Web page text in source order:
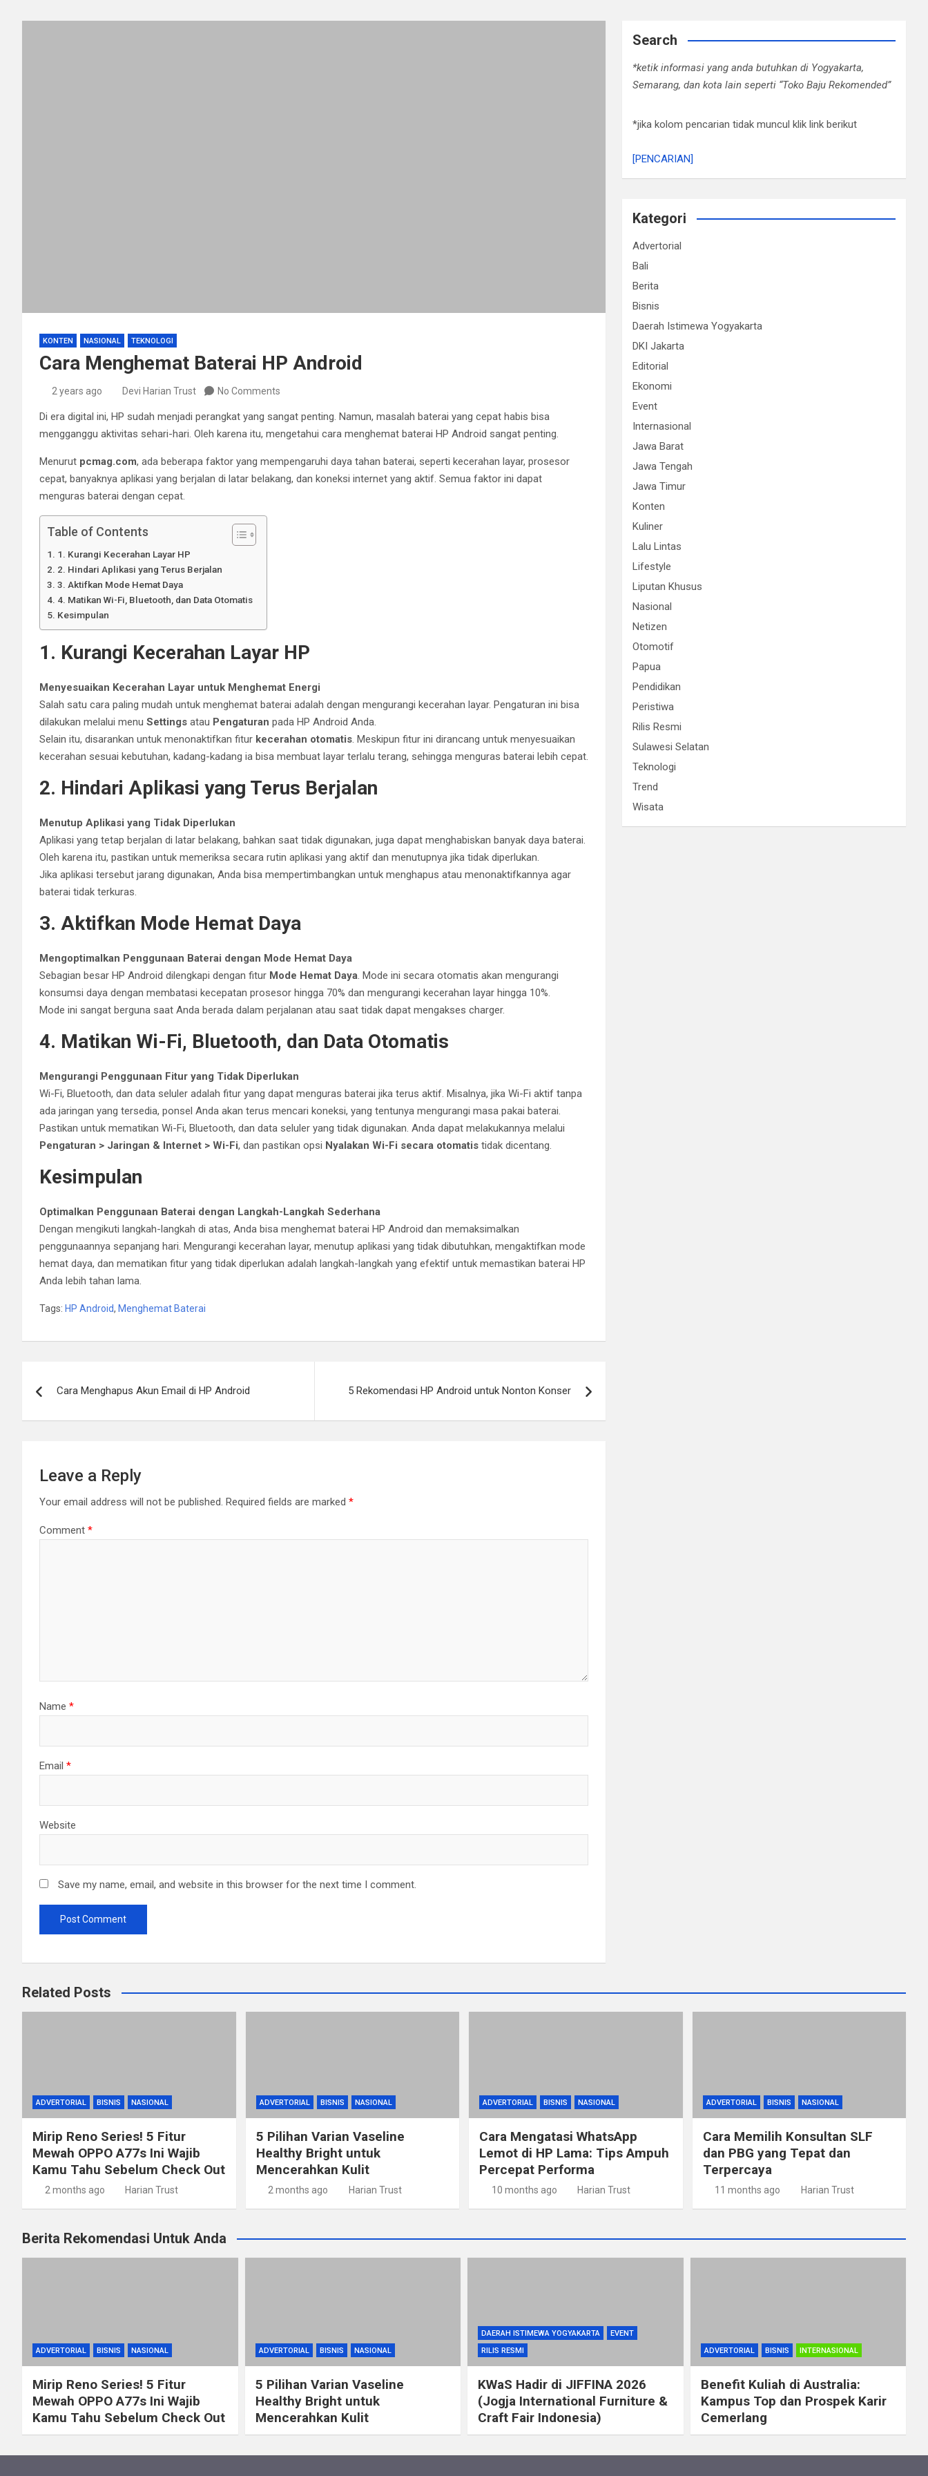
KONTEN NASIONAL TEKNOLOGI
Cara Menghemat Baterai HP Android
2 years ago Devi Harian Trust No Comments
Di era digital ini, HP sudah menjadi perangkat yang sangat penting. Namun, masalah baterai yang cepat habis bisa
mengganggu aktivitas sehari-hari. Oleh karena itu, mengetahui cara menghemat baterai HP Android sangat penting.
Menurut pcmag.com, ada beberapa faktor yang mempengaruhi daya tahan baterai, seperti kecerahan layar, prosesor
cepat, banyaknya aplikasi yang berjalan di latar belakang, dan koneksi internet yang aktif. Semua faktor ini dapat
menguras baterai dengan cepat.
Table of Contents
1. Kurangi Kecerahan Layar HP
2. Hindari Aplikasi yang Terus Berjalan
3. Aktifkan Mode Hemat Daya
4. Matikan Wi-Fi, Bluetooth, dan Data Otomatis
Kesimpulan
1. Kurangi Kecerahan Layar HP
Menyesuaikan Kecerahan Layar untuk Menghemat Energi
Salah satu cara paling mudah untuk menghemat baterai adalah dengan mengurangi kecerahan layar. Pengaturan ini bisa
dilakukan melalui menu Settings atau Pengaturan pada HP Android Anda.
Selain itu, disarankan untuk menonaktifkan fitur kecerahan otomatis. Meskipun fitur ini dirancang untuk menyesuaikan
kecerahan sesuai kebutuhan, kadang-kadang ia bisa membuat layar terlalu terang, sehingga menguras baterai lebih cepat.
2. Hindari Aplikasi yang Terus Berjalan
Menutup Aplikasi yang Tidak Diperlukan
Aplikasi yang tetap berjalan di latar belakang, bahkan saat tidak digunakan, juga dapat menghabiskan banyak daya baterai.
Oleh karena itu, pastikan untuk memeriksa secara rutin aplikasi yang aktif dan menutupnya jika tidak diperlukan.
Jika aplikasi tersebut jarang digunakan, Anda bisa mempertimbangkan untuk menghapus atau menonaktifkannya agar
baterai tidak terkuras.
3. Aktifkan Mode Hemat Daya
Mengoptimalkan Penggunaan Baterai dengan Mode Hemat Daya
Sebagian besar HP Android dilengkapi dengan fitur Mode Hemat Daya. Mode ini secara otomatis akan mengurangi
konsumsi daya dengan membatasi kecepatan prosesor hingga 70% dan mengurangi kecerahan layar hingga 10%.
Mode ini sangat berguna saat Anda berada dalam perjalanan atau saat tidak dapat mengakses charger.
4. Matikan Wi-Fi, Bluetooth, dan Data Otomatis
Mengurangi Penggunaan Fitur yang Tidak Diperlukan
Wi-Fi, Bluetooth, dan data seluler adalah fitur yang dapat menguras baterai jika terus aktif. Misalnya, jika Wi-Fi aktif tanpa
ada jaringan yang tersedia, ponsel Anda akan terus mencari koneksi, yang tentunya mengurangi masa pakai baterai.
Pastikan untuk mematikan Wi-Fi, Bluetooth, dan data seluler yang tidak digunakan. Anda dapat melakukannya melalui
Pengaturan > Jaringan & Internet > Wi-Fi, dan pastikan opsi Nyalakan Wi-Fi secara otomatis tidak dicentang.
Kesimpulan
Optimalkan Penggunaan Baterai dengan Langkah-Langkah Sederhana
Dengan mengikuti langkah-langkah di atas, Anda bisa menghemat baterai HP Android dan memaksimalkan
penggunaannya sepanjang hari. Mengurangi kecerahan layar, menutup aplikasi yang tidak dibutuhkan, mengaktifkan mode
hemat daya, dan mematikan fitur yang tidak diperlukan adalah langkah-langkah yang efektif untuk memastikan baterai HP
Anda lebih tahan lama.
Tags: HP Android, Menghemat Baterai
navigation
Cara Menghapus Akun Email di HP Android 5 Rekomendasi HP Android untuk Nonton Konser
Leave a Reply
Your email address will not be published. Required fields are marked *
Comment *
Name *
Email *
Website
Save my name, email, and website in this browser for the next time I comment.
Search
*ketik informasi yang anda butuhkan di Yogyakarta,
Semarang, dan kota lain seperti “Toko Baju Rekomended”
*jika kolom pencarian tidak muncul klik link berikut
[PENCARIAN]
Kategori
Advertorial
Bali
Berita
Bisnis
Daerah Istimewa Yogyakarta
DKI Jakarta
Editorial
Ekonomi
Event
Internasional
Jawa Barat
Jawa Tengah
Jawa Timur
Konten
Kuliner
Lalu Lintas
Lifestyle
Liputan Khusus
Nasional
Netizen
Otomotif
Papua
Pendidikan
Peristiwa
Rilis Resmi
Sulawesi Selatan
Teknologi
Trend
Wisata
Related Posts
ADVERTORIAL BISNIS NASIONAL
Mirip Reno Series! 5 Fitur
Mewah OPPO A77s Ini Wajib
Kamu Tahu Sebelum Check Out
2 months ago Harian Trust
ADVERTORIAL BISNIS NASIONAL
5 Pilihan Varian Vaseline
Healthy Bright untuk
Mencerahkan Kulit
2 months ago Harian Trust
ADVERTORIAL BISNIS NASIONAL
Cara Mengatasi WhatsApp
Lemot di HP Lama: Tips Ampuh
Percepat Performa
10 months ago Harian Trust
ADVERTORIAL BISNIS NASIONAL
Cara Memilih Konsultan SLF
dan PBG yang Tepat dan
Terpercaya
11 months ago Harian Trust
Berita Rekomendasi Untuk Anda
ADVERTORIAL BISNIS NASIONAL
Mirip Reno Series! 5 Fitur
Mewah OPPO A77s Ini Wajib
Kamu Tahu Sebelum Check Out
ADVERTORIAL BISNIS NASIONAL
5 Pilihan Varian Vaseline
Healthy Bright untuk
Mencerahkan Kulit
DAERAH ISTIMEWA YOGYAKARTA
EVENT
RILIS RESMI
KWaS Hadir di JIFFINA 2026
(Jogja International Furniture &
Craft Fair Indonesia)
ADVERTORIAL BISNIS INTERNASIONAL
Benefit Kuliah di Australia:
Kampus Top dan Prospek Karir
Cemerlang